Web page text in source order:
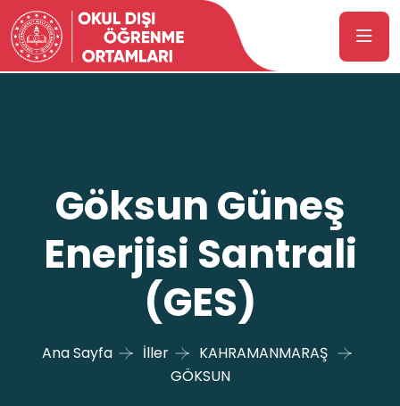
Göksun Güneş
Enerjisi Santrali
(GES)
Ana Sayfa İller
KAHRAMANMARAŞ
GÖKSUN